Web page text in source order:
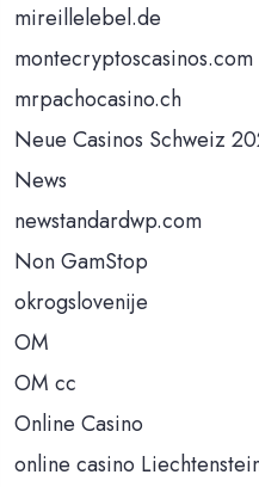
mireillelebel.de
montecryptoscasinos.com
mrpachocasino.ch
Neue Casinos Schweiz
News
newstandardwp.com
Non GamStop
okrogslovenije
OM
OM cc
Online Casino
online casino